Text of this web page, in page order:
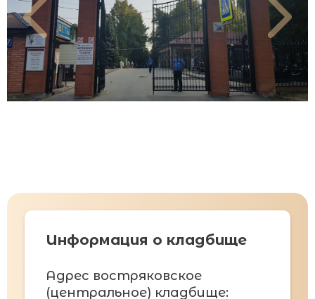
Информация о кладбище
Адрес востряковское
(центральное) кладбище: